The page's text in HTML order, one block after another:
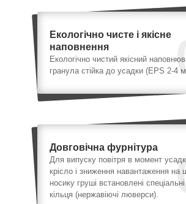
Екологічно чисте і якісне
наповнення
Екологічно чистий якісний
гранула стійка до усадки (EPS 2-4
Довговічна фурнітура
Для випуску повітря в момент
крісло і зниження навантаження на
носику груші встановлені
кільця (нержавіючі люверси).